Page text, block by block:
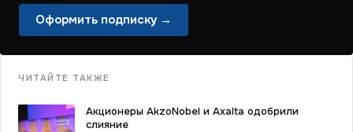
Оформить подписку →
ЧИТАЙТЕ ТАКЖЕ
Акционеры AkzoNobel и Axalta одобрили
слияние